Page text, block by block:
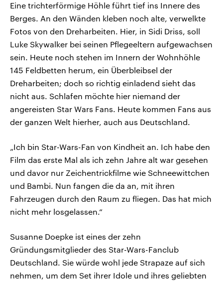
Eine trichterförmige Höhle führt tief ins Innere des
Berges. An den Wänden kleben noch alte, verwelkte
Fotos von den Dreharbeiten. Hier, in Sidi Driss, soll
Luke Skywalker bei seinen Pflegeeltern aufgewachsen
sein. Heute noch stehen im Innern der Wohnhöhle
145 Feldbetten herum, ein Überbleibsel der
Dreharbeiten; doch so richtig einladend sieht das
nicht aus. Schlafen möchte hier niemand der
angereisten Star Wars Fans. Heute kommen Fans aus
der ganzen Welt hierher, auch aus Deutschland.
„Ich bin Star-Wars-Fan von Kindheit an. Ich habe den
Film das erste Mal als ich zehn Jahre alt war gesehen
und davor nur Zeichentrickfilme wie Schneewittchen
und Bambi. Nun fangen die da an, mit ihren
Fahrzeugen durch den Raum zu fliegen. Das hat mich
nicht mehr losgelassen.“
Susanne Doepke ist eines der zehn
Gründungsmitglieder des Star-Wars-Fanclub
Deutschland. Sie würde wohl jede Strapaze auf sich
nehmen, um dem Set ihrer Idole und ihres geliebten